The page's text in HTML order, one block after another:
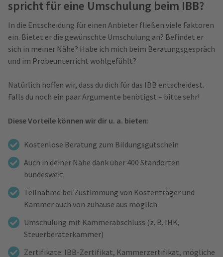
spricht für eine Umschulung beim IBB?
In die Entscheidung für einen Anbieter fließen viele Faktoren
ein. Bietet er die gewünschte Umschulung an? Befindet er
sich in meiner Nähe? Habe ich mich beim Beratungsgespräch
und im Probeunterricht wohlgefühlt?
Natürlich hoffen wir, dass du dich für das IBB entscheidest.
Falls du noch ein paar Argumente benötigst – bitte sehr!
Diese Vorteile können wir dir u. a. bieten:
Kostenlose Beratung zum Bildungsgutschein
Auch in deiner Nähe dank über 400 Standorten
bundesweit
Teilnahme bei Zustimmung von Kostenträger und
Kammer auch von zuhause aus möglich
Umschulung mit Kammerabschluss (z. B. IHK,
Steuerberaterkammer)
Zertifikate: IBB-Zertifikat, Kammerzertifikat, mögliche